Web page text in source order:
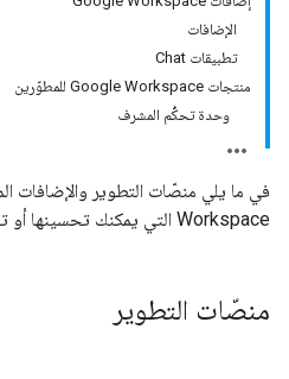
الإضافات
تطبيقات Chat
منتجات Google Workspace للمطوّرين
وحدة تحكُّم المشرف
Workspace التي يمكنك تحسينها أو تنفيذها تلقائيًا أو ربطها بخدمتك.
منصّات التطوير